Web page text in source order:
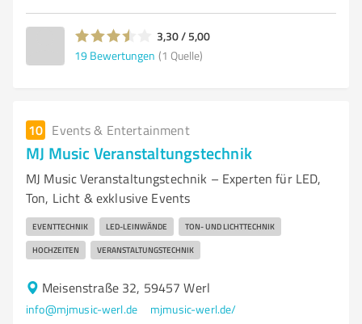
3,30 / 5,00
19 Bewertungen (1 Quelle)
10 Events & Entertainment
MJ Music Veranstaltungstechnik
MJ Music Veranstaltungstechnik – Experten für LED,
Ton, Licht & exklusive Events
EVENTTECHNIK LED-LEINWÄNDE TON- UND LICHTTECHNIK
HOCHZEITEN VERANSTALTUNGSTECHNIK
Meisenstraße 32, 59457 Werl
info@mjmusic-werl.de mjmusic-werl.de/